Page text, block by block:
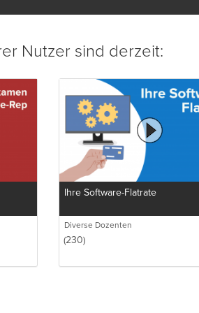
Nutzer sind derzeit:
Ihre Software-Flatrate
Diverse Dozenten
(230)